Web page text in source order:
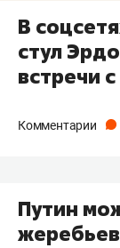
В
стул
встречи
Комментарии
Путин